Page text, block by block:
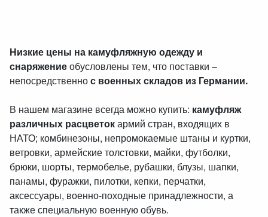
Низкие цены на камуфляжную одежду и
снаряжениеобусловлены тем, что поставки –
непосредственнос военных складов из Германии.
В нашем магазине всегда можно купить: камуфляж
различных расцветокармий стран, входящих в
НАТО; комбинезоны, непромокаемые штаны и куртки,
ветровки, армейские толстовки, майки, футболки,
брюки, шорты, термобелье, рубашки, блузы, шапки,
панамы, фуражки, пилотки, кепки, перчатки,
аксессуары, военно-походные принадлежности, а
также специальную военную обувь.